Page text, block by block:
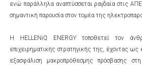
ενώ παράλληλα αναπτύσσεται ραγδαία στις
σημαντική παρουσία στον τομέα της
Η HELLENiQ ENERGY τοποθετεί τον
επιχειρηματικής στρατηγικής της, έχοντας ως
εξασφάλιση μακροπρόθεσμης πρόσβασης